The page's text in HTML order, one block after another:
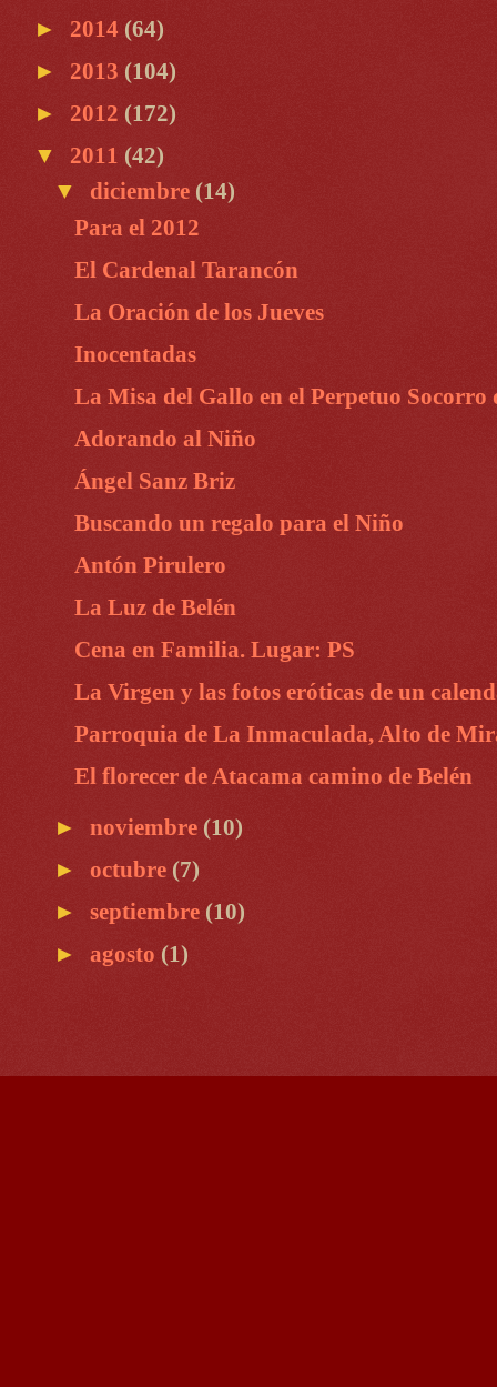
► 2014 (64)
► 2013 (104)
► 2012 (172)
▼ 2011 (42)
▼ diciembre (14)
Para el 2012
El Cardenal Tarancón
La Oración de los Jueves
Inocentadas
La Misa del Gallo en el Perpetuo
Adorando al Niño
Ángel Sanz Briz
Buscando un regalo para el Niño
Antón Pirulero
La Luz de Belén
Cena en Familia. Lugar: PS
La Virgen y las fotos eróticas de un
Parroquia de La Inmaculada, Alto de
El florecer de Atacama camino de Belén
► noviembre (10)
► octubre (7)
► septiembre (10)
► agosto (1)